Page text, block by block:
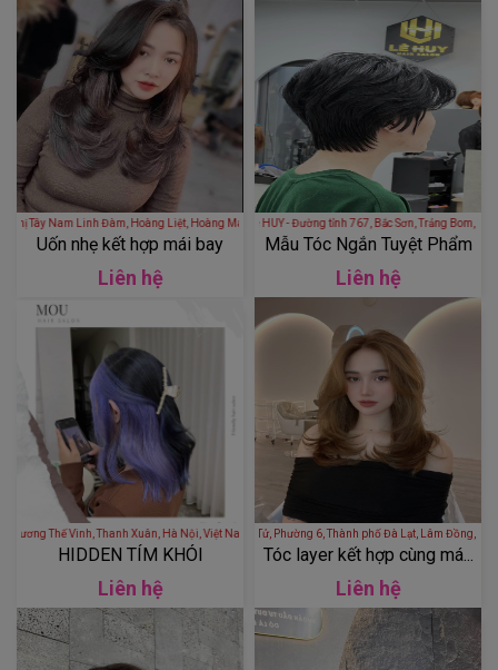
Linh Đàm, Hoàng Liệt, Hoàng Mai, Hà Nội, Việt Nam
Uốn nhẹ kết hợp mái bay
Liên hệ
Hair Salon Lê HUY - Đường tỉnh 767, Bắc Sơn,
Mẫu Tóc Ngắn Tuyệt Phẩm
Liên hệ
Hair - 157 Lương Thế Vinh, Thanh Xuân, Hà Nội, Việt Nam
HIDDEN TÍM KHÓI
Liên hệ
Salon Sính Anh - 50 La Sơn Phu Tử, Phường 6, Thành phố Đà Lạt,
Tóc layer kết hợp cùng má...
Liên hệ